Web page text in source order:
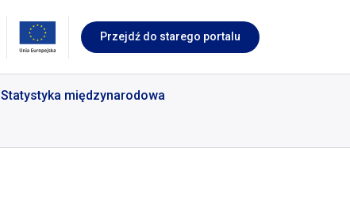
Przejdź do starego portalu
Statystyka międzynarodowa